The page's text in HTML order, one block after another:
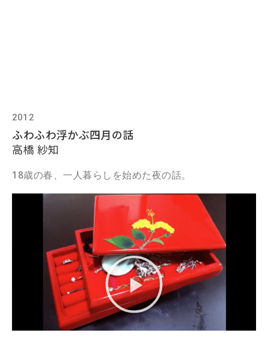
2012
ふわふわ浮かぶ四月の話
高橋 紗知
18歳の春、一人暮らしを始めた夜の話。